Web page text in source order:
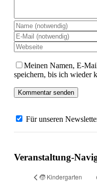
Meinen Namen, E-
speichern, bis ich wieder
Für unseren
Veranstaltung-
🧒 Kindergarten